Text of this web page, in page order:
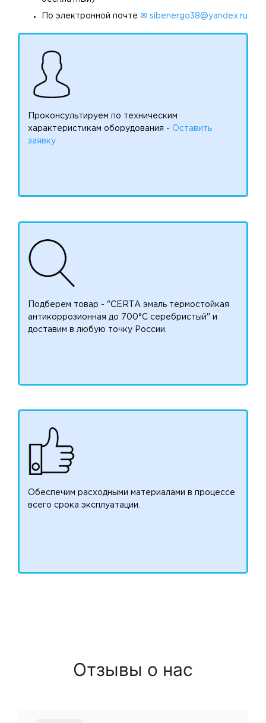
По электронной почте ✉ sibenergo38@yandex.ru
Проконсультируем по техническим
характеристикам оборудования - Оставить
заявку
Подберем товар - "CERTA эмаль термостойкая
антикоррозионная до 700°С серебристый" и
доставим в любую точку России.
Обеспечим расходными материалами в процессе
всего срока эксплуатации.
Отзывы о нас